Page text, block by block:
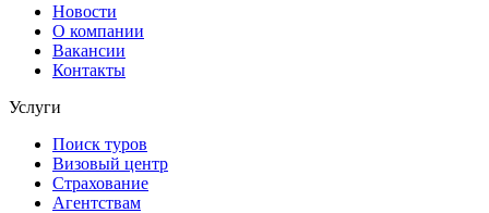
Новости
О компании
Вакансии
Контакты
Услуги
Поиск туров
Визовый центр
Страхование
Агентствам